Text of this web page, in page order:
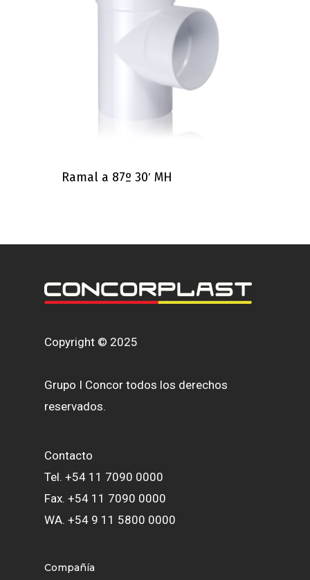
Ramal a 87º 30′ MH
Copyright © 2025
Grupo I Concor todos los derechos
reservados.
Contacto
Tel. +54 11 7090 0000
Fax. +54 11 7090 0000
WA. +54 9 11 5800 0000
Compañía